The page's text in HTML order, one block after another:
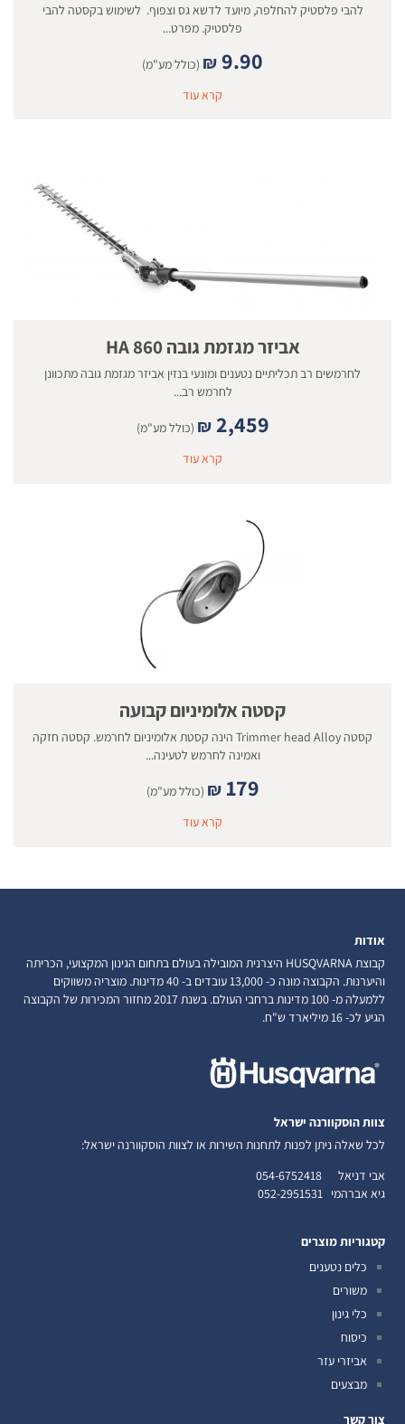
להבי פלסטיק להחלפה, מיועד לדשא גס וצפוף. לשימוש בקסטה להבי
פלסטיק. מפרט...
₪9.90
(כולל מע"מ)
קרא עוד
אביזר מגזמת גובה 860 HA
לחרמשים רב תכליתיים נטענים ומונעי בנזין אביזר מגזמת גובה מתכוונן
לחרמש רב...
₪ 2,459
(כולל מע"מ)
קרא עוד
קסטה אלומיניום קבועה
קסטה Trimmer head Alloy הינה קסטת אלומיניום לחרמש. קסטה חזקה
ואמינה לחרמש לטעינה...
₪ 179
(כולל מע"מ)
קרא עוד
אודות
קבוצת HUSQVARNA היצרנית המובילה בעולם בתחום הגינון המקצועי, הכריתה
והיערנות. הקבוצה מונה כ- 13,000 עובדים ב- 40 מדינות. מוצריה משווקים
ללמעלה מ- 100 מדינות ברחבי העולם. בשנת 2017 מחזור המכירות של הקבוצה
הגיע לכ- 16 מיליארד ש"ח.
צוות הוסקוורנה ישראל
לכל שאלה ניתן לפנות לתחנות השירות או לצוות הוסקוורנה ישראל:
אבי דניאל 054-6752418
גיא אברהמי 052-2951531
קטגוריות מוצרים
כלים נטענים
משורים
כלי גינון
כיסוח
אביזרי עזר
מבצעים
צור קשר